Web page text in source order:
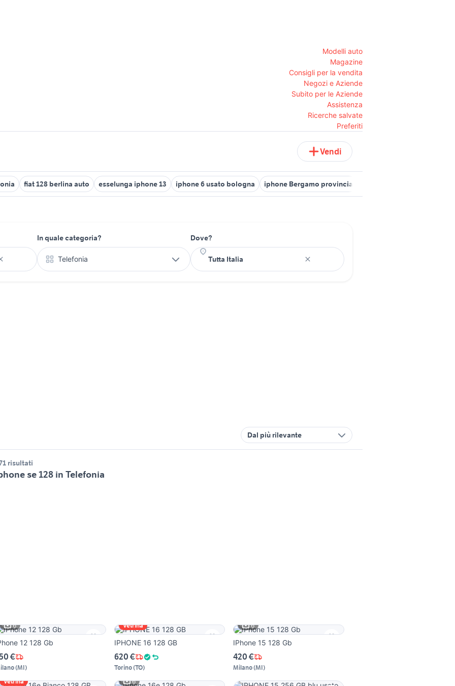
Modelli auto
Magazine
Consigli per la vendita
Negozi e Aziende
Subito per le Aziende
Assistenza
Ricerche salvate
Preferiti
Vendi
fiat 128 berlina auto esselunga iphone 13 iphone 6 usato bologna iphone Bergamo provincia
In quale categoria?
Telefonia
Dove?
Dal più rilevante
risultati
se 128 in Telefonia
6
12 128 Gb
€
(MI)
Vetrina
IPHONE 16 128 GB
620 €
Torino(TO)
6
IPhone 15 128 Gb
420 €
Milano(MI)
Vetrina
6